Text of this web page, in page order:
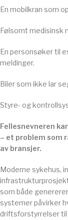
En mobilkran som
Følsomt medisinsk
En personsøker til
meldinger.
Biler som ikke lar
Styre- og
Fellesnevneren
– et problem som
av bransjer.
Moderne sykehus,
som både
systemer påvirker
driftsforstyrrelser til